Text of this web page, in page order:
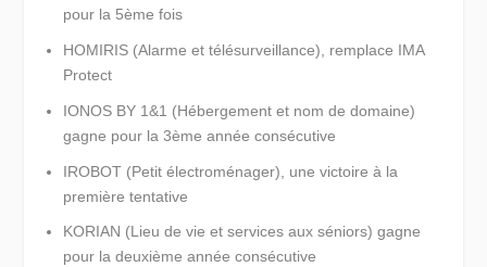
pour la 5ème fois
HOMIRIS (Alarme et télésurveillance), remplace IMA
Protect
IONOS BY 1&1 (Hébergement et nom de domaine)
gagne pour la 3ème année consécutive
IROBOT (Petit électroménager), une victoire à la
première tentative
KORIAN (Lieu de vie et services aux séniors) gagne
pour la deuxième année consécutive